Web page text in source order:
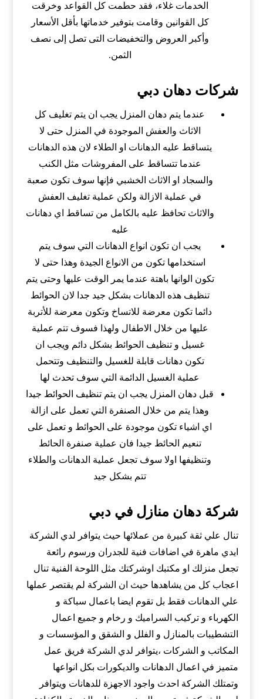
الخدمات غلاء، فقد حطمت كل القواعد وخرقت
كل القوانين وقامت بتوفير خدماتها بأقل الأسعار
وأكبر العروض والتخفيضات التى تصل إلى نصف
الثمن.
شركات دهان دبي
عندما يتم دهان المنزل يجب ان يتم تغليف كل
الاثاث والعفش الموجودة في المنزل حتى لا
يتساقط عليه الدهانات او الطلاء لان هذه الدهانات
عندما تتساقط على المفروشات مثل الكنب
والسجاد او الاثاث الخشبي فإنها سوف تكون صعبة
في عملية الازالة ولكن عملية تغليف العفش
والاثاث تحافظ عليه بالكامل من تساقط اي دهانات
عليه
يجب ان تكون انواع الدهانات التي سوف يتم
استخدامها تكون من الانواع الجيدة وهذا حتى لا
تكون الوانها باهتة عندما يمر الوقت عليها وحتى يتم
تنظيف هذه الدهانات بشكل جيد جدا لان الحوائط
دائما تكون معرضة للاتساخ وتكون معرضة للأتربة
عليها من خلال الاطفال ولهذا فسوف تتم عملية
غسيل و تنظيف الحوائط بشكل دائم ويجب ان
تكون دهانات قابلة للغسيل والتنظيف وتتحمل
عملية الغسيل الدائمة التي سوف تحدث لها
قبل دهان المنزل يجب ان يتم تنظيف الحوائط جيدا
وهذا يتم من خلال الصنفرة التي تعمل على ازالة
اي اشياء تكون موجودة على الحوائط و تعمل على
تنعيم الحائط جيدا فان عملية صنفرة الحائط
وتنظيفها اولا سوف تجعل عملية الدهانات والطلاء
تتم بشكل جيد
شركة دهان منازل في دبي
تنال علي ثقة كبيرة من عملائها حيث يتوافر لدي الشركة
ايدي ماهرة في اضافات فنية للجدران ورسوم رائعة
تجعل منزلك او مكتبك اوشركتك مثل اللوحة الفنية تنال
اعجاب كل من يشاهدها حيث ان الشركة لم يقتصر عملها
علي الدهانات فقط بل تقوم ايضا باعمال سباكة و
الكهرباء و تركيب السراميك و رخام و جميع اعمال
التشطيبات بالمنازل و الفلل و الشقق و المؤسسات و
المكاتب و الشركات ،يتوافر لدي الشركة فريق عمل
متميز في اعمال الدهانات والديكورات بكل انواعها
وتمتلك الشركة احدث واجود الاجهزة للدهانات ويتوافر